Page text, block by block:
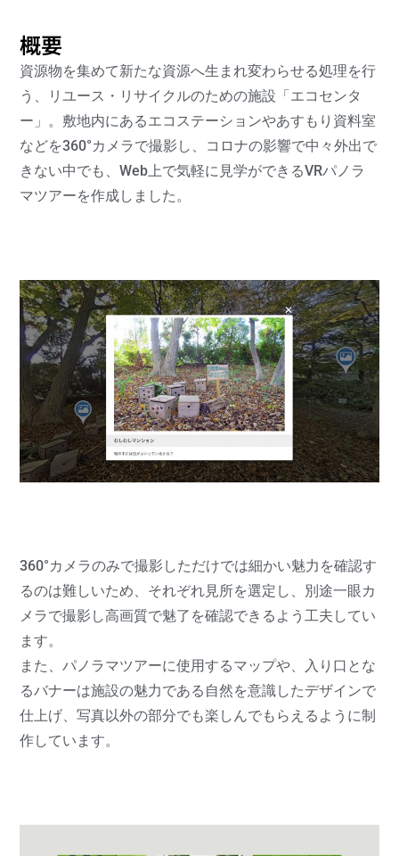
概要
資源物を集めて新たな資源へ生まれ変わらせる処理を行
う、リユース・リサイクルのための施設「エコセンタ
ー」。敷地内にあるエコステーションやあすもり資料室
などを360°カメラで撮影し、コロナの影響で中々外出で
きない中でも、Web上で気軽に見学ができるVRパノラ
マツアーを作成しました。
360°カメラのみで撮影しただけでは細かい魅力を確認す
るのは難しいため、それぞれ見所を選定し、別途一眼カ
メラで撮影し高画質で魅了を確認できるよう工夫してい
ます。
また、パノラマツアーに使用するマップや、入り口とな
るバナーは施設の魅力である自然を意識したデザインで
仕上げ、写真以外の部分でも楽しんでもらえるように制
作しています。